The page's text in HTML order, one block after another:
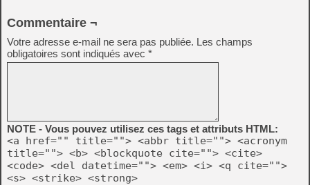
Commentaire ¬
Votre adresse e-mail ne sera pas publiée. Les champs
obligatoires sont indiqués avec *
NOTE - Vous pouvez utilisez ces tags et attributs HTML:
<a href="" title=""> <abbr title=""> <acronym
title=""> <b> <blockquote cite=""> <cite>
<code> <del datetime=""> <em> <i> <q cite="">
<s> <strike> <strong>